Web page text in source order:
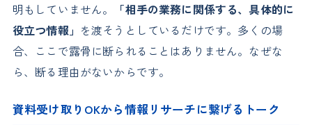
明もしていません。
「相手の業務に関係する、具体的に
役立つ情報」 を渡そうとしているだけです。多くの場
合、ここで露骨に断られることはありません。なぜな
ら、断る理由がないからです。
資料受け取りOKから情報リサーチに繋げるトーク